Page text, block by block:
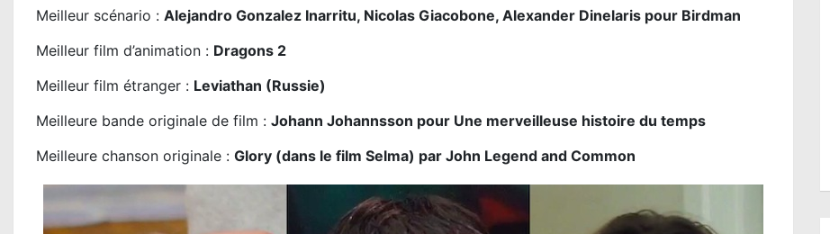
Meilleur scénario : Alejandro Gonzalez Inarritu, Nicolas Giacobone, Alexander Dinelaris pour Birdman
Meilleur film d’animation : Dragons 2
Meilleur film étranger : Leviathan (Russie)
Meilleure bande originale de film : Johann Johannsson pour Une merveilleuse histoire du temps
Meilleure chanson originale : Glory (dans le film Selma) par John Legend and Common